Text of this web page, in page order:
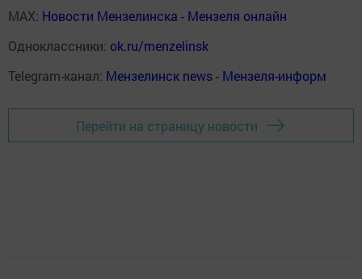
MAX: Новости Мензелинска - Мензеля онлайн
Одноклассники: ok.ru/menzelinsk
Telegram-канал: Мензелинск news - Мензеля-информ
Перейти на страницу новости